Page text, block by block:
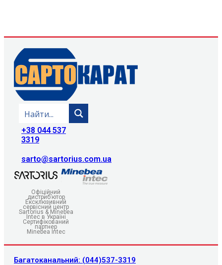
+38 044 537
3319
sarto@sartorius.com.ua
Офіційний
дистриб’ютор
Ексклюзивний
сервісний центр
Sartorius & Minebea
Intec в Україні
Сертифікований
партнер
Minebea Intec
Багатоканальний: (044)537-3319